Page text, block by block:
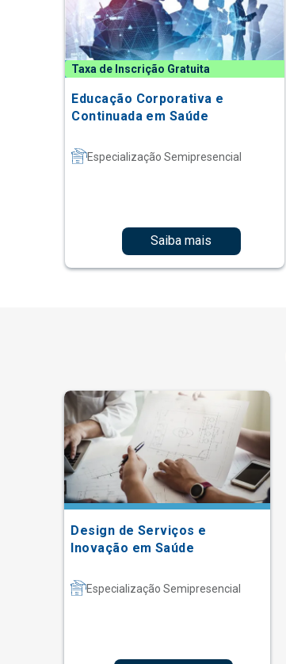
Taxa de Inscrição Gratuita
Educação Corporativa e
Continuada em Saúde
Especialização Semipresencial
Saiba mais
Design de Serviços e
Inovação em Saúde
Especialização Semipresencial